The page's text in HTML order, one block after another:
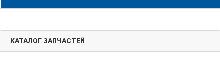
КАТАЛОГ ЗАПЧАСТЕЙ